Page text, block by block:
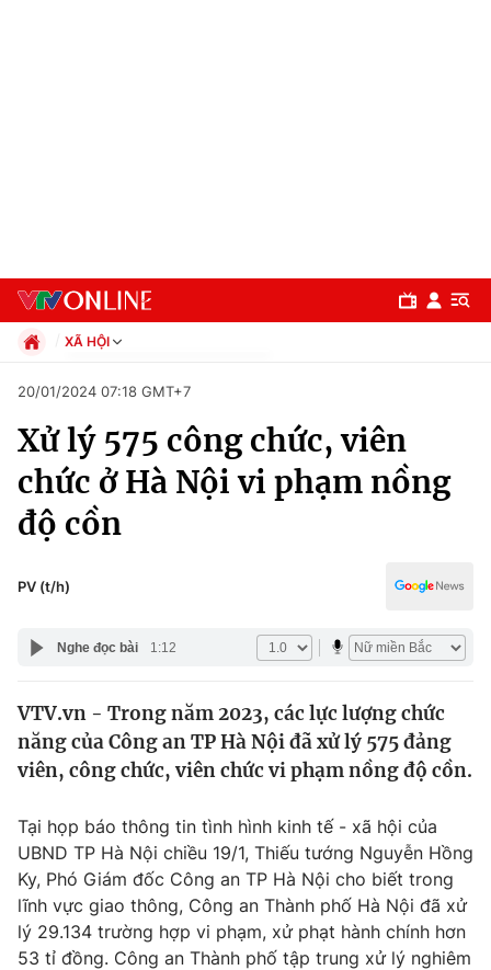
Chuyên mục
Chính trị
Thế giới
Thế giới đó đây
Câu chuyện quốc tế
Kinh tế
Tài chính
Thị trường
Góc doanh nghiệp
Dữ liệu và đời sống
Truyền hình
XÃ HỘI
Xã hội
Pháp luật
Kinh tế
Thể thao
Truyền hình
Giáo dục
20/01/2024 07:18 GMT+7
Xử lý 575 công chức, viên
chức ở Hà Nội vi phạm nồng
độ cồn
PV (t/h)
Nghe đọc bài 1:12
VTV.vn - Trong năm 2023, các lực lượng chức
năng của Công an TP Hà Nội đã xử lý 575 đảng
viên, công chức, viên chức vi phạm nồng độ cồn.
Tại họp báo thông tin tình hình kinh tế - xã hội của
UBND TP Hà Nội chiều 19/1, Thiếu tướng Nguyễn Hồng
Ky, Phó Giám đốc Công an TP Hà Nội cho biết trong
lĩnh vực giao thông, Công an Thành phố Hà Nội đã xử
lý 29.134 trường hợp vi phạm, xử phạt hành chính hơn
53 tỉ đồng. Công an Thành phố tập trung xử lý nghiêm